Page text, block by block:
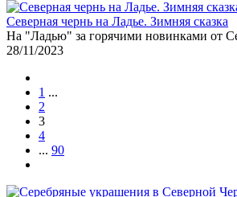
Северная чернь на Ладье. Зимняя сказка
На "Ладью" за горячими новинками от
28/11/2023
1 ...
2
3
4
... 90